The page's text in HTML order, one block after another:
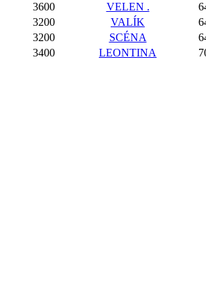
3600 VELEN .
3200 VALÍK
3200 SCÉNA
3400 LEONTINA